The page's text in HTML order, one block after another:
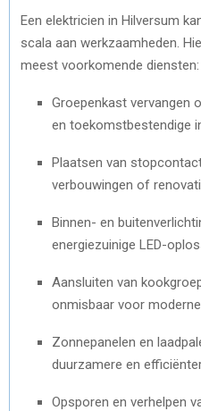
Een elektricien in Hilversum
scala aan werkzaamheden.
meest voorkomende diensten:
Groepenkast vervangen
en toekomstbestendige
Plaatsen van
verbouwingen of
Binnen- en
energiezuinige LED-
Aansluiten van
onmisbaar voor
Zonnepanelen en
duurzamere en
Opsporen en verhelpen